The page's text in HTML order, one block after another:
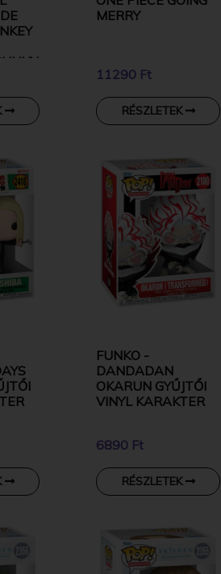
MERRY
11290 Ft
RÉSZLETEK
FUNKO -
DANDADAN
OKARUN GYŰJTŐI
VINYL KARAKTER
6890 Ft
RÉSZLETEK